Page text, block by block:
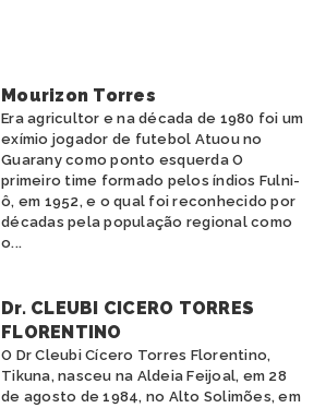
Mourizon Torres
Era agricultor e na década de 1980 foi um
exímio jogador de futebol Atuou no
Guarany como ponto esquerda O
primeiro time formado pelos índios Fulni-
ô, em 1952, e o qual foi reconhecido por
décadas pela população regional como
o...
Dr. CLEUBI CICERO TORRES
FLORENTINO
O Dr Cleubi Cícero Torres Florentino,
Tikuna, nasceu na Aldeia Feijoal, em 28
de agosto de 1984, no Alto Solimões, em